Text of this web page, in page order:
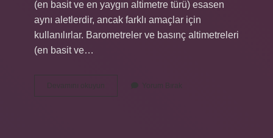
(en basit ve en yaygın altimetre türü) esasen
aynı aletlerdir, ancak farklı amaçlar için
kullanılırlar. Barometreler ve basınç altimetreleri
(en basit ve…
Devamını okuyun
Barometre
Kim
Yorum Bırak